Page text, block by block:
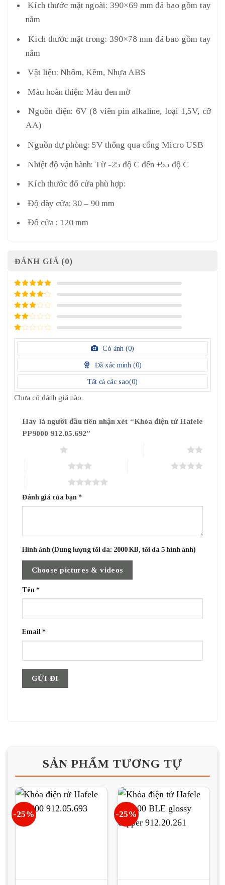
Kích thước mặt ngoài: 390×69 mm đã bao gồm tay
nắm
Kích thước mặt trong: 390×78 mm đã bao gồm tay
nắm
Vật liệu: Nhôm, Kẽm, Nhựa ABS
Màu hoàn thiện: Màu đen mờ
Nguồn điện: 6V (8 viên pin alkaline, loại 1,5V, cỡ
AA)
Nguồn dự phòng: 5V thông qua cổng Micro USB
Nhiệt độ vận hành: Từ -25 độ C đến +55 độ C
Kích thước đố cửa phù hợp:
Độ dày cửa: 30 – 90 mm
Đố cửa : 120 mm
ĐÁNH GIÁ (0)
5/ 5 điểm
4/ 5
điểm
3/ 5
điểm
2/
điểm
1
điểm
Có ảnh (0)
Đã xác minh (0)
Tất cả các sao(0)
Chưa có đánh giá nào.
Hãy là người đầu tiên nhận xét “Khóa điện tử Hafele
PP9000 912.05.692”
Đánh giá của bạn *
Hình ảnh (Dung lượng tối đa: 2000 KB, tối đa 5 hình ảnh)
Choose pictures & videos
Tên *
Email *
SẢN PHẨM TƯƠNG TỰ
-25% -25%